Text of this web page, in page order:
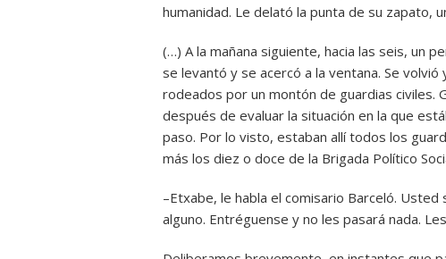
humanidad. Le delató la punta de su zapato,
(…) A la mañana siguiente, hacia las seis, un
se levantó y se acercó a la ventana. Se
rodeados por un montón de guardias civiles.
después de evaluar la situación en la que
paso. Por lo visto, estaban allí todos los
más los diez o doce de la Brigada Político
–Etxabe, le habla el comisario Barceló.
alguno. Entréguense y no les pasará nada.